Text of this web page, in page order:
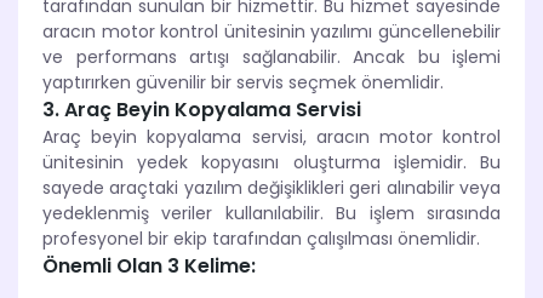
tarafından sunulan bir hizmettir. Bu hizmet sayesinde
aracın motor kontrol ünitesinin yazılımı güncellenebilir
ve performans artışı sağlanabilir. Ancak bu işlemi
yaptırırken güvenilir bir servis seçmek önemlidir.
3. Araç Beyin Kopyalama Servisi
Araç beyin kopyalama servisi, aracın motor kontrol
ünitesinin yedek kopyasını oluşturma işlemidir. Bu
sayede araçtaki yazılım değişiklikleri geri alınabilir veya
yedeklenmiş veriler kullanılabilir. Bu işlem sırasında
profesyonel bir ekip tarafından çalışılması önemlidir.
Önemli Olan 3 Kelime: